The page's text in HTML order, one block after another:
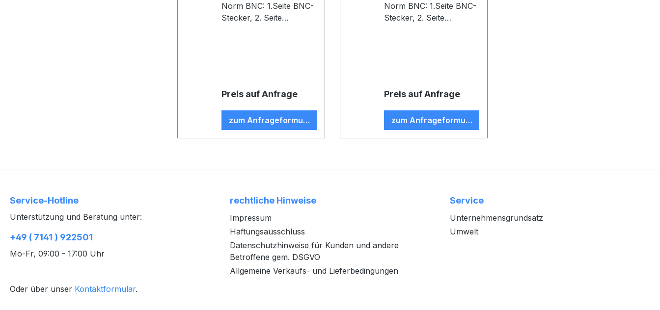
Norm BNC: 1.Seite BNC-
Stecker, 2. Seite
Preis auf Anfrage
zum Anfrageformular
Norm BNC: 1.Seite BNC-
Stecker, 2. Seite
Preis auf Anfrage
zum Anfrageformular
Service-Hotline
Unterstützung und Beratung unter:
+49 ( 7141 ) 922501
Mo-Fr, 09:00 - 17:00 Uhr
Oder über unser Kontaktformular.
rechtliche Hinweise
Impressum
Haftungsausschluss
Datenschutzhinweise für Kunden und andere
Betroffene gem. DSGVO
Allgemeine Verkaufs- und Lieferbedingungen
Service
Unternehmensgrundsatz
Umwelt